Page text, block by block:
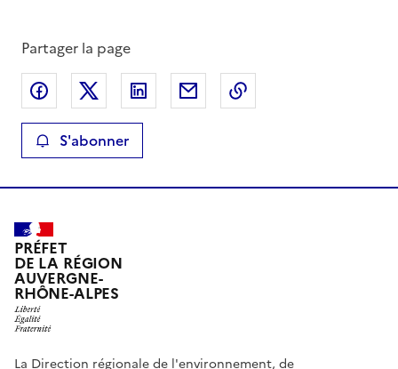
Partager la page
Partager sur Facebook
Partager sur XPartager sur LinkedIn
Partager par email
S'abonner
PRÉFET
DE LA RÉGION
AUVERGNE-
RHÔNE-ALPES
La Direction régionale de l'environnement, de